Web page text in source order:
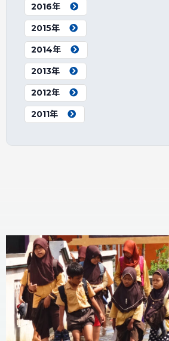
2016年
2015年
2014年
2013年
2012年
2011年